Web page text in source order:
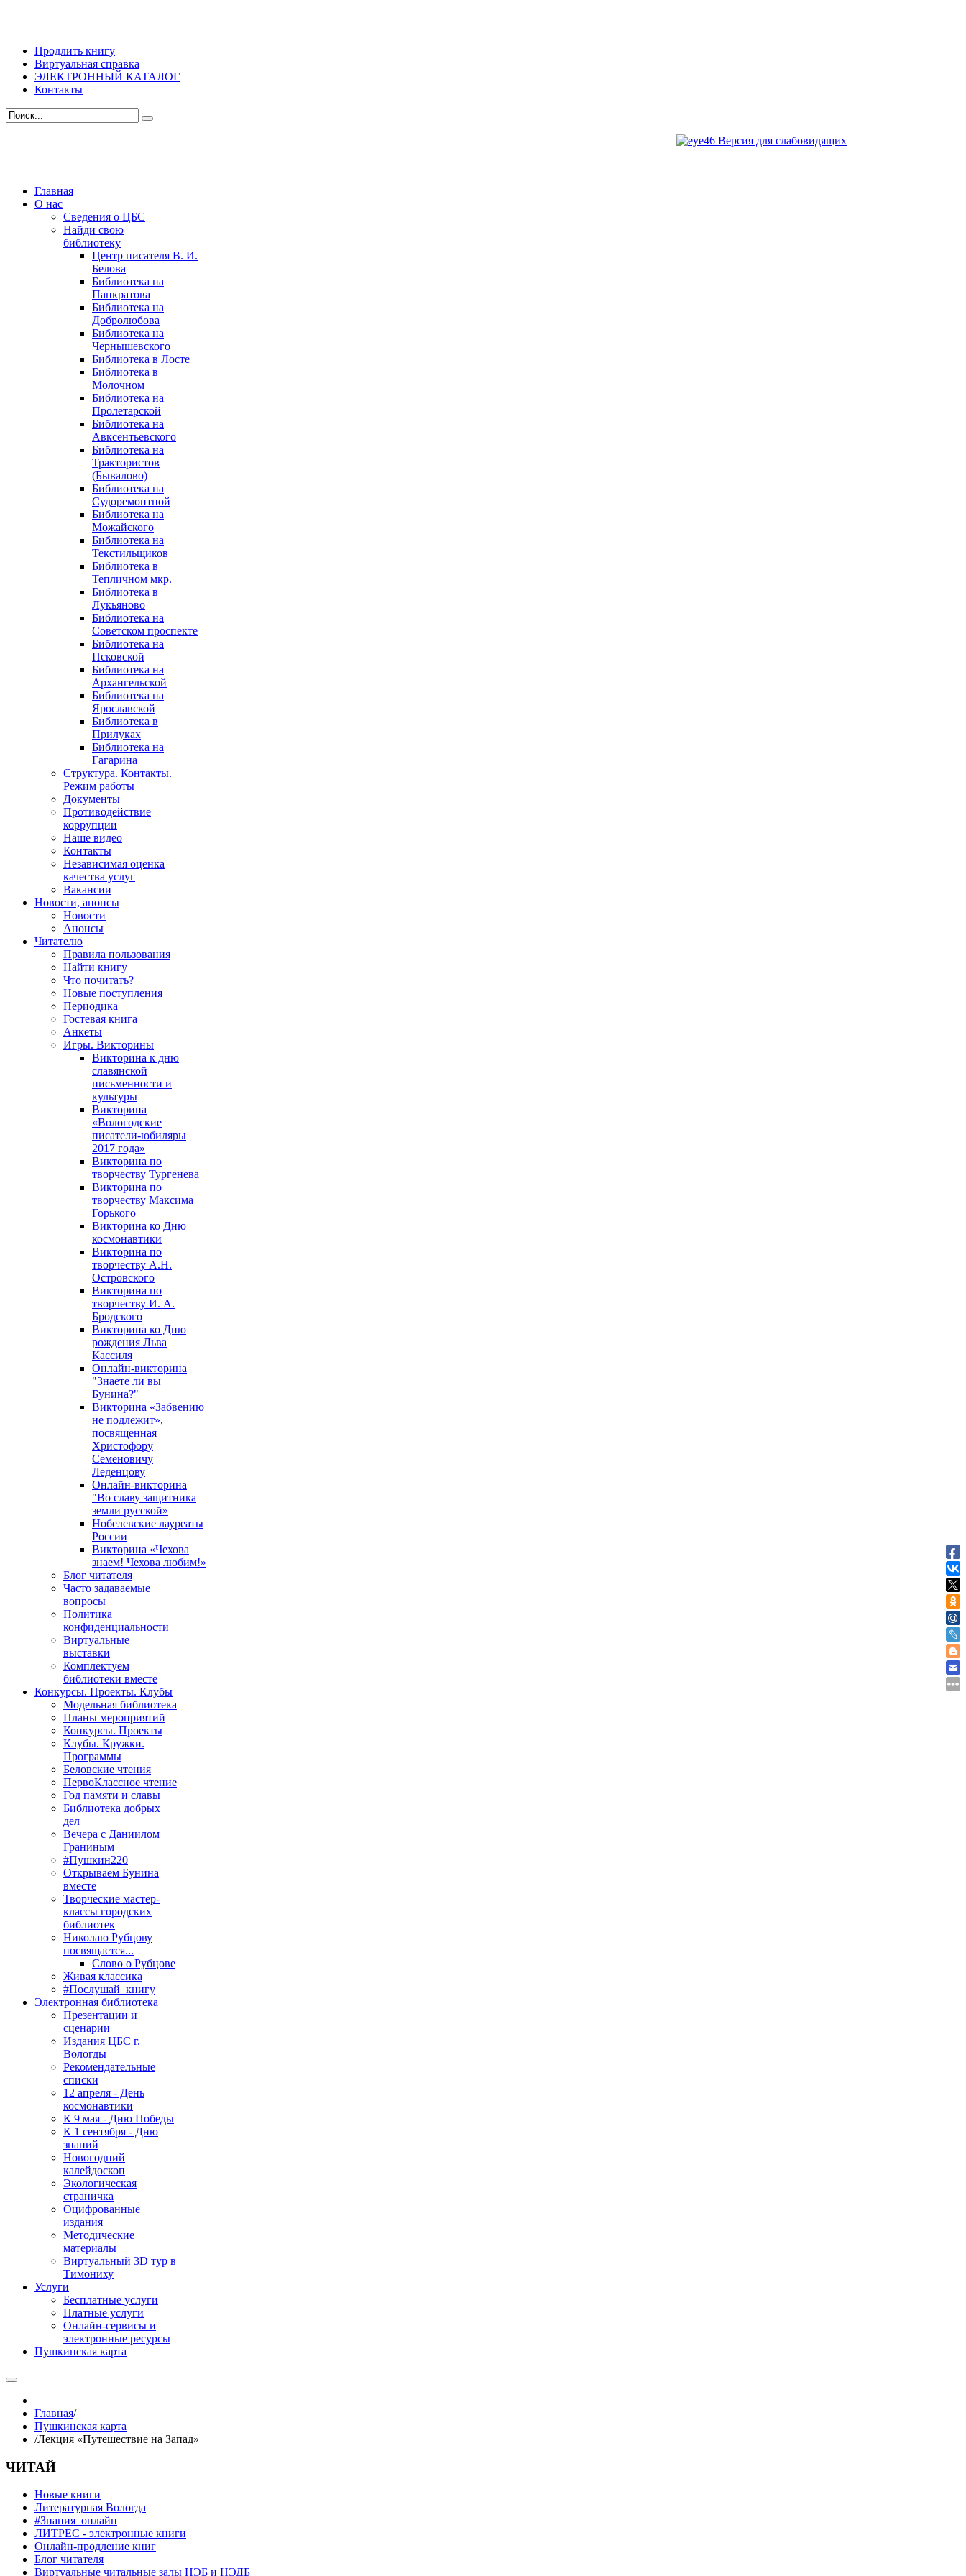
Продлить книгу
Виртуальная справка
ЭЛЕКТРОННЫЙ КАТАЛОГ
Контакты
Версия для слабовидящих
Главная
О нас
Сведения о ЦБС
Найди свою
библиотеку
Центр писателя В. И.
Белова
Библиотека на
Панкратова
Библиотека на
Добролюбова
Библиотека на
Чернышевского
Библиотека в Лосте
Библиотека в
Молочном
Библиотека на
Пролетарской
Библиотека на
Авксентьевского
Библиотека на
Трактористов
(Бывалово)
Библиотека на
Судоремонтной
Библиотека на
Можайского
Библиотека на
Текстильщиков
Библиотека в
Тепличном мкр.
Библиотека в
Лукьяново
Библиотека на
Советском проспекте
Библиотека на
Псковской
Библиотека на
Архангельской
Библиотека на
Ярославской
Библиотека в
Прилуках
Библиотека на
Гагарина
Структура. Контакты.
Режим работы
Документы
Противодействие
коррупции
Наше видео
Контакты
Независимая оценка
качества услуг
Вакансии
Новости, анонсы
Новости
Анонсы
Читателю
Правила пользования
Найти книгу
Что почитать?
Новые поступления
Периодика
Гостевая книга
Анкеты
Игры. Викторины
Викторина к дню
славянской
письменности и
культуры
Викторина
«Вологодские
писатели-юбиляры
2017 года»
Викторина по
творчеству Тургенева
Викторина по
творчеству Максима
Горького
Викторина ко Дню
космонавтики
Викторина по
творчеству А.Н.
Островского
Викторина по
творчеству И. А.
Бродского
Викторина ко Дню
рождения Льва
Кассиля
Онлайн-викторина
"Знаете ли вы
Бунина?"
Викторина «Забвению
не подлежит»,
посвященная
Христофору
Семеновичу
Леденцову
Онлайн-викторина
"Во славу защитника
земли русской»
Нобелевские лауреаты
России
Викторина «Чехова
знаем! Чехова любим!»
Блог читателя
Часто задаваемые
вопросы
Политика
конфиденциальности
Виртуальные
выставки
Комплектуем
библиотеки вместе
Конкурсы. Проекты. Клубы
Модельная библиотека
Планы мероприятий
Конкурсы. Проекты
Клубы. Кружки.
Программы
Беловские чтения
ПервоКлассное чтение
Год памяти и славы
Библиотека добрых
дел
Вечера с Даниилом
Граниным
#Пушкин220
Открываем Бунина
вместе
Творческие мастер-
классы городских
библиотек
Николаю Рубцову
посвящается...
Слово о Рубцове
Живая классика
#Послушай_книгу
Электронная библиотека
Презентации и
сценарии
Издания ЦБС г.
Вологды
Рекомендательные
списки
12 апреля - День
космонавтики
К 9 мая - Дню Победы
К 1 сентября - Дню
знаний
Новогодний
калейдоскоп
Экологическая
страничка
Оцифрованные
издания
Методические
материалы
Виртуальный 3D тур в
Тимониху
Услуги
Бесплатные услуги
Платные услуги
Онлайн-сервисы и
электронные ресурсы
Пушкинская карта
Главная/
Пушкинская карта
/Лекция «Путешествие на Запад»
ЧИТАЙ
Новые книги
Литературная Вологда
#Знания_онлайн
ЛИТРЕС - электронные книги
Онлайн-продление книг
Блог читателя
Виртуальные читальные залы НЭБ и НЭДБ